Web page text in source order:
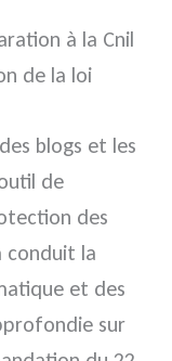
à la Cnil
de la loi
blogs et les
de
des
conduit la
et des
sur